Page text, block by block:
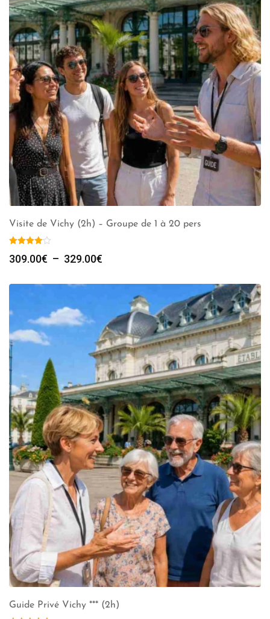
Visite de Vichy (2h) – Groupe de 1 à 20 pers
309.00€ – 329.00€
prix :
309.00€
329.00€
Guide Privé Vichy *** (2h)